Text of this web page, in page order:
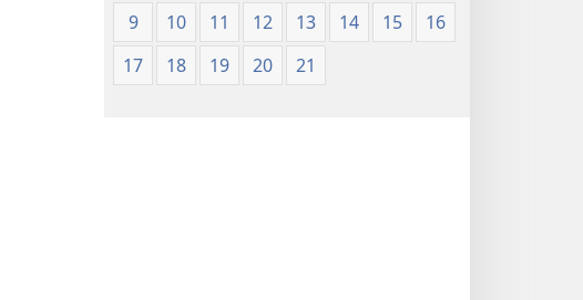
9
10 11 12 13 14 15
16
17
18 19 20 21